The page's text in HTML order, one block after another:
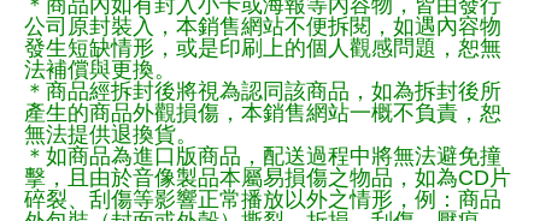
＊商品內如有封入小卡或海報等內容物，皆由發行
公司原封裝入，本銷售網站不便拆閱，如遇內容物
發生短缺情形，或是印刷上的個人觀感問題，恕無
法補償與更換。
＊商品經拆封後將視為認同該商品，如為拆封後所
產生的商品外觀損傷，本銷售網站一概不負責，恕
無法提供退換貨。
＊如商品為進口版商品，配送過程中將無法避免撞
擊，且由於音像製品本屬易損傷之物品，如為CD片
碎裂、刮傷等影響正常播放以外之情形，例：商品